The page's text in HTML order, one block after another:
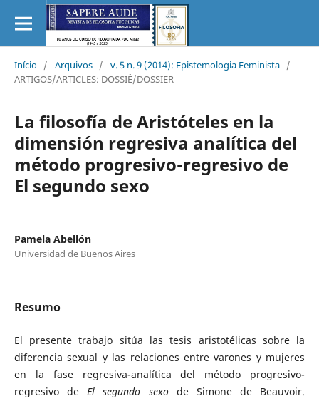
Início / Arquivos / v. 5 n. 9 (2014): Epistemologia Feminista /
ARTIGOS/ARTICLES: DOSSIÊ/DOSSIER
La filosofía de Aristóteles en la
dimensión regresiva analítica del
método progresivo-regresivo de
El segundo sexo
Pamela Abellón
Universidad de Buenos Aires
Resumo
El presente trabajo sitúa las tesis aristotélicas sobre la
diferencia sexual y las relaciones entre varones y mujeres
en la fase regresiva-analítica del método progresivo-
regresivo deEl segundo sexode Simone de Beauvoir.